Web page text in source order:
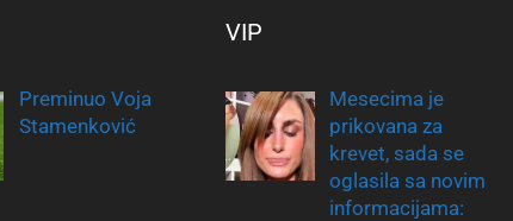
Preminuo Voja
Stamenković
VIP
Mesecima je
prikovana za
krevet, sada se
oglasila sa novim
informacijama: